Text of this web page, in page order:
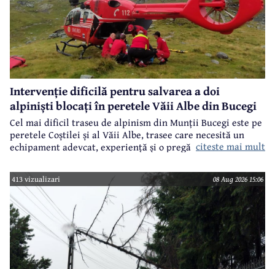
Intervenție dificilă pentru salvarea a doi
alpiniști blocați în peretele Văii Albe din Bucegi
Cel mai dificil traseu de alpinism din Munții Bucegi este pe
peretele Coștilei și al Văii Albe, trasee care necesită un
echipament adevcat, experiență și o pregătire specifică.
citeste mai mult
413 vizualizari 08 Aug 2026 15:06